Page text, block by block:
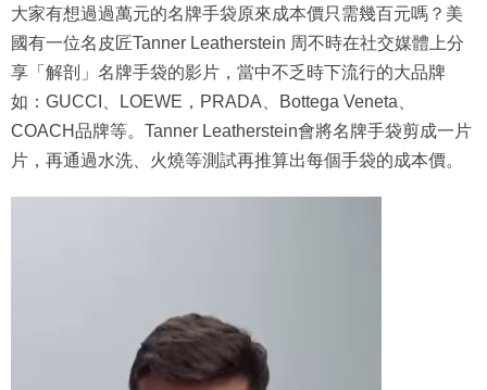
大家有想過過萬元的名牌手袋原來成本價只需幾百元嗎？美
國有一位名皮匠Tanner Leatherstein 周不時在社交媒體上分
享「解剖」名牌手袋的影片，當中不乏時下流行的大品牌
如：GUCCI、LOEWE，PRADA、Bottega Veneta、
COACH品牌等。Tanner Leatherstein會將名牌手袋剪成一片
片，再通過水洗、火燒等測試再推算出每個手袋的成本價。